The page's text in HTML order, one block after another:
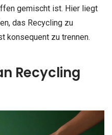
gemischt ist. Hier liegt
das Recycling zu
konsequent zu trennen.
Recycling